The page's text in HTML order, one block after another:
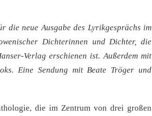
die neue Ausgabe des Lyrikgesprächs im
Dichterinnen und Dichter, die
Verlag erschienen ist. Außerdem mit
Eine Sendung mit Beate Tröger und
die im Zentrum von drei großen